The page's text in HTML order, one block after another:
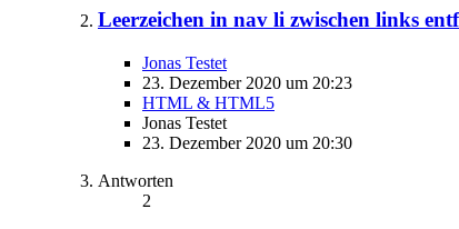
Leerzeichen in nav li zwischen links
Jonas Testet
23. Dezember 2020 um 20:23
HTML & HTML5
Jonas Testet
23. Dezember 2020 um 20:30
Antworten
2